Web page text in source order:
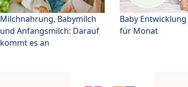
Milchnahrung, Babymilch
und Anfangsmilch: Darauf
kommt es an
Baby
für Monat